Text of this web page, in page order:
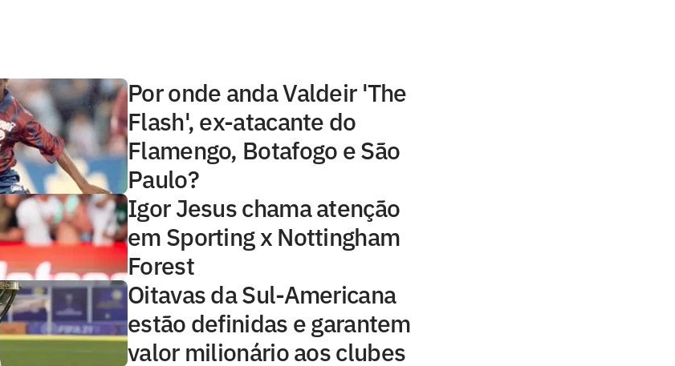
Por onde anda Valdeir 'The
Flash', ex-atacante do
Flamengo, Botafogo e São
Paulo?
Igor Jesus chama atenção
em Sporting x Nottingham
Forest
Oitavas da Sul-Americana
estão definidas e garantem
valor milionário aos clubes